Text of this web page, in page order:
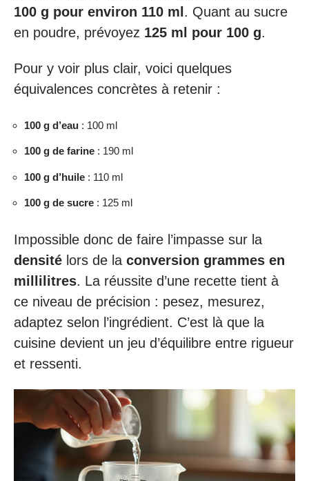
100 g pour environ 110 ml. Quant au sucre
en poudre, prévoyez 125 ml pour 100 g.
Pour y voir plus clair, voici quelques
équivalences concrètes à retenir :
100 g d’eau : 100 ml
100 g de farine : 190 ml
100 g d’huile : 110 ml
100 g de sucre : 125 ml
Impossible donc de faire l’impasse sur la
densité lors de la conversion grammes en
millilitres. La réussite d’une recette tient à
ce niveau de précision : pesez, mesurez,
adaptez selon l’ingrédient. C’est là que la
cuisine devient un jeu d’équilibre entre rigueur
et ressenti.